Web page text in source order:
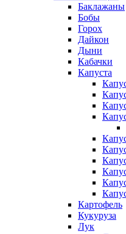
Баклажаны
Бобы
Горох
Дайкон
Дыни
Кабачки
Капуста
Картофель
Кукуруза
Лук